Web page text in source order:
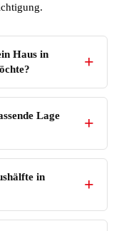
Haus in
Lage
in